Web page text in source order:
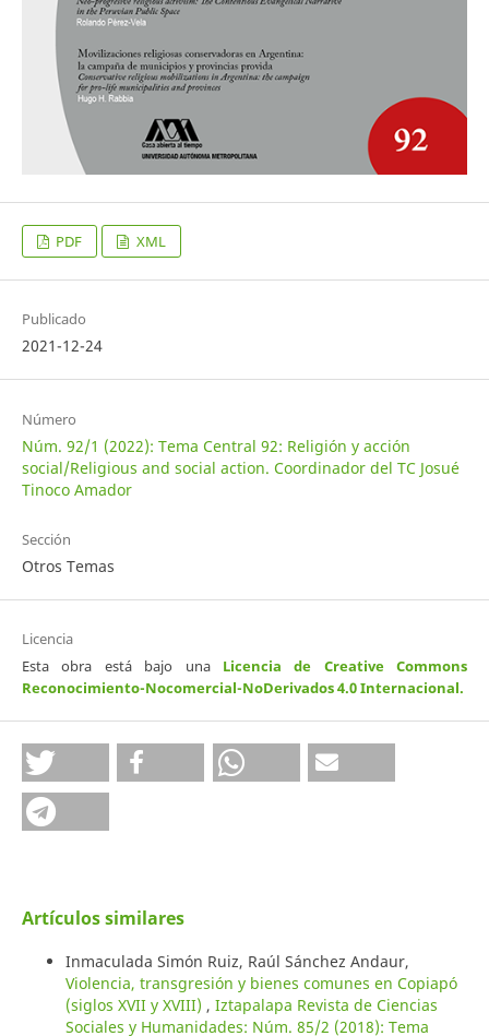
PDF XML
Publicado
2021-12-24
Número
Núm. 92/1 (2022): Tema Central 92: Religión y acción
social/Religious and social action. Coordinador del TC Josué
Tinoco Amador
Sección
Otros Temas
Licencia
Esta obra está bajo una Licencia de Creative Commons
Reconocimiento-Nocomercial-NoDerivados 4.0 Internacional.
Artículos similares
Inmaculada Simón Ruiz, Raúl Sánchez Andaur,
Violencia, transgresión y bienes comunes en Copiapó
(siglos XVII y XVIII) , Iztapalapa Revista de Ciencias
Sociales y Humanidades: Núm. 85/2 (2018): Tema